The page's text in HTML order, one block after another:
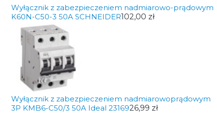
Wyłącznik z zabezpieczeniem nadmiarowo-prądowym
K60N-C50-3 50A SCHNEIDER102,00 zł
Wyłącznik z zabezpieczeniem nadmiarowoprądowym
3P KMB6-C50/3 50A Ideal 2316926,99 zł